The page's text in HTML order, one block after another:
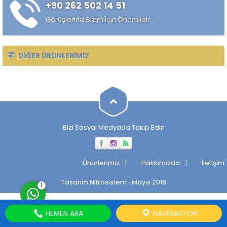
sağlamak amacıyla tercih
edilir. Düşük kesme direnci...
+90 262 502 14 51
Görüşleriniz Bizim İçin Önemlidir.
DIĞER ÜRÜNLERIMIZ
Bizi Sosyal Medyada Takip Edin
Ürünlerimiz Hakkımızda
İletişim
Tasarım Nitrosistem -Mayıs 2018
Cevap Yaz
1
HEMEN ARA NAVIGASYON